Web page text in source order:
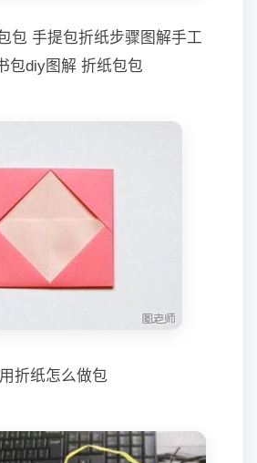
包 手提包折纸步骤图解手工
包diy图解 折纸包包
用折纸怎么做包